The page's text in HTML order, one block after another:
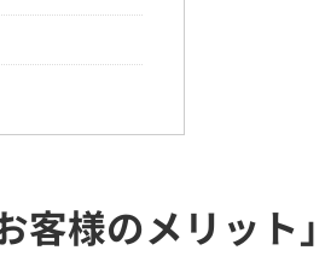
様のメリット」